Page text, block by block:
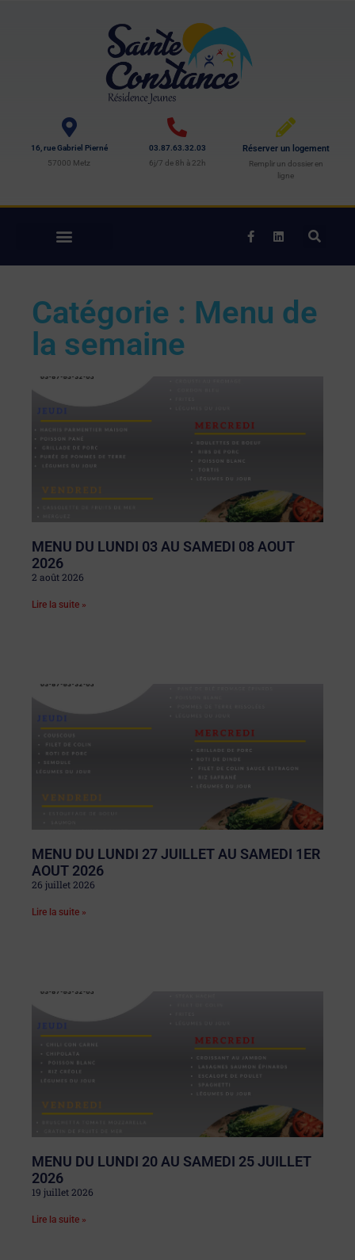
16, rue Gabriel Pierné
57000 Metz
03.87.63.32.03
6j/7 de 8h à 22h
Réserver un logement
Remplir un dossier en
ligne
Catégorie : Menu de
la semaine
MENU DU LUNDI 03 AU SAMEDI 08 AOUT
2026
2 août 2026
Lire la suite »
MENU DU LUNDI 27 JUILLET AU SAMEDI 1ER
AOUT 2026
26 juillet 2026
Lire la suite »
MENU DU LUNDI 20 AU SAMEDI 25 JUILLET
2026
19 juillet 2026
Lire la suite »